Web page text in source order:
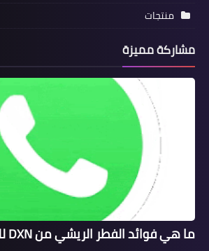
منتجات
مشاركة مميزة
ما هي فوائد الفطر الريشي من DXN للنساء؟